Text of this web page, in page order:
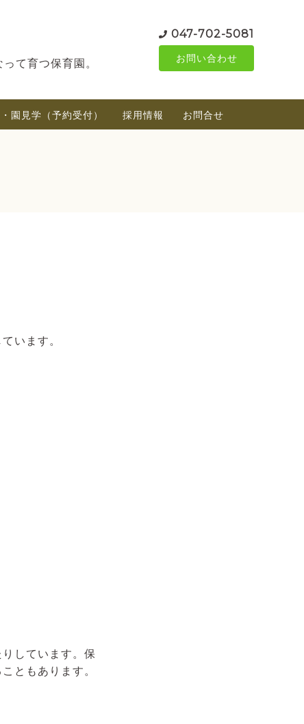
て育つ保育園。
047-702-5081
お問い合わせ
園見学（予約受付） 採用情報 お問合せ
います。
しています。保
ともあります。